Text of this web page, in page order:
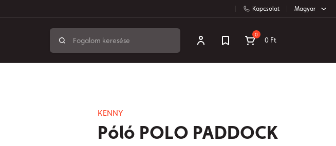
Kapcsolat Magyar
0
0 Ft
KENNY
Póló POLO PADDOCK